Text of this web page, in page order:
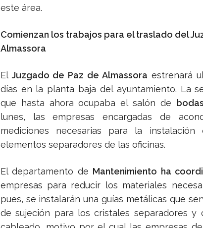
este área.
Comienzan los trabajos para el traslado del
Almassora
El Juzgado de Paz de Almassora estrenará
días en la planta baja del ayuntamiento. La
que hasta ahora ocupaba el salón de
lunes, las empresas encargadas de
mediciones necesarias para la
elementos separadores de las oficinas.
El departamento de Mantenimiento ha
empresas para reducir los materiales
pues, se instalarán una guías metálicas que
de sujeción para los cristales separadores